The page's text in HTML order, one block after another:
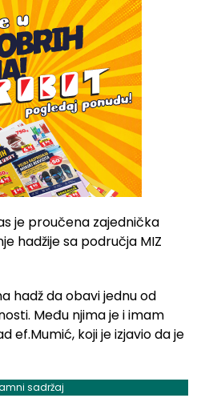
je proučena zajednička
hadžije sa područja MIZ
hadž da obavi jednu od
Među njima je i imam
ef.Mumić, koji je izjavio da je
sadržaj